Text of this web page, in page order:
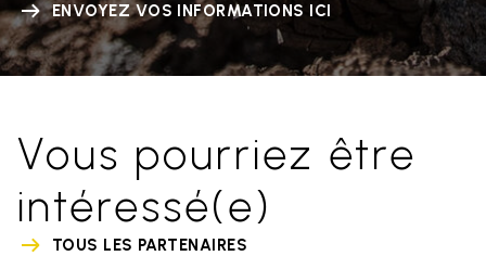
ENVOYEZ VOS INFORMATIONS ICI
Vous pourriez être
intéressé(e)
TOUS LES PARTENAIRES